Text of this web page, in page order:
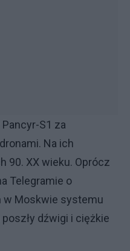
S1 za
Na ich
90. XX wieku. Oprócz
Telegramie o
w Moskwie systemu
dźwigi i ciężkie